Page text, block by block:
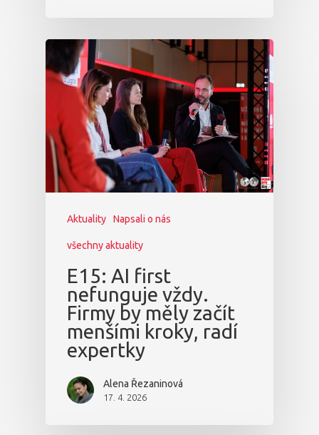
Aktuality Napsali o nás
všechny aktuality
E15: AI first
nefunguje vždy.
Firmy by měly začít
menšími kroky, radí
expertky
Alena Řezaninová
17. 4. 2026